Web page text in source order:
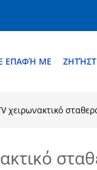
ΕΠΑΦΉ ΜΕ
χειρωνακτικό